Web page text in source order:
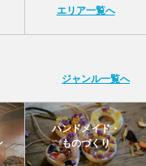
エリア一覧へ
ジャンル一覧へ
ハンドメイド・
ものづくり